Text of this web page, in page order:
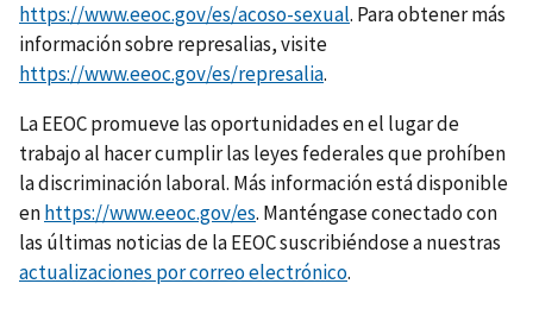
https://www.eeoc.gov/es/acoso-sexual. Para obtener más
información sobre represalias, visite
https://www.eeoc.gov/es/represalia.
La EEOC promueve las oportunidades en el lugar de
trabajo al hacer cumplir las leyes federales que prohíben
la discriminación laboral. Más información está disponible
enhttps://www.eeoc.gov/es. Manténgase conectado con
las últimas noticias de la EEOC suscribiéndose a nuestras
actualizaciones por correo electrónico.